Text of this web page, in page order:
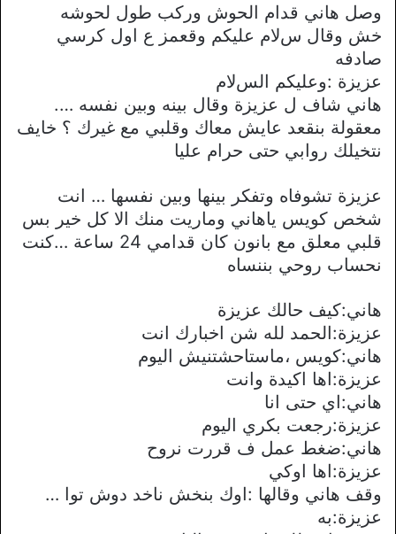
وصل هاني قدام الحوش وركب طول لحوشه
خش وقال سﻻم عليكم وقعمز ع اول كرسي
صادفه
عزيزة :وعليكم السﻻم
هاني شاف ل عزيزة وقال بينه وبين نفسه ….
معقولة بنقعد عايش معاك وقلبي مع غيرك ؟ خايف
نتخيلك روابي حتى حرام عليا
عزيزة تشوفاه وتفكر بينها وبين نفسها … انت
شخص كويس ياهاني وماريت منك اﻻ كل خير بس
قلبي معلق مع بانون كان قدامي 24 ساعة …كنت
نحساب روحي بننساه
هاني:كيف حالك عزيزة
عزيزة:الحمد لله شن اخبارك انت
هاني:كويس ،ماستاحشتنيش اليوم
عزيزة:اها اكيدة وانت
هاني:اي حتى انا
عزيزة:رجعت بكري اليوم
هاني:ضغط عمل ف قررت نروح
عزيزة:اها اوكي
وقف هاني وقالها :اوك بنخش ناخد دوش توا …
عزيزة:به